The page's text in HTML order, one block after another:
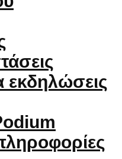
εκδηλώσεις